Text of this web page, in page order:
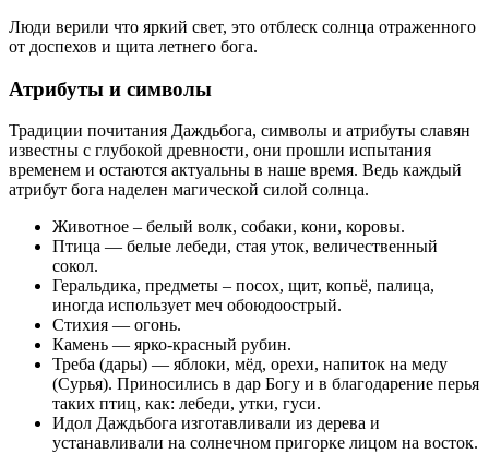
Люди верили что яркий свет, это отблеск солнца отраженного
от доспехов и щита летнего бога.
Атрибуты и символы
Традиции почитания Даждьбога, символы и атрибуты славян
известны с глубокой древности, они прошли испытания
временем и остаются актуальны в наше время. Ведь каждый
атрибут бога наделен магической силой солнца.
Животное – белый волк, собаки, кони, коровы.
Птица — белые лебеди, стая уток, величественный
сокол.
Геральдика, предметы – посох, щит, копьё, палица,
иногда использует меч обоюдоострый.
Стихия — огонь.
Камень — ярко-красный рубин.
Треба (дары) — яблоки, мёд, орехи, напиток на меду
(Сурья). Приносились в дар Богу и в благодарение перья
таких птиц, как: лебеди, утки, гуси.
Идол Даждьбога изготавливали из дерева и
устанавливали на солнечном пригорке лицом на восток.